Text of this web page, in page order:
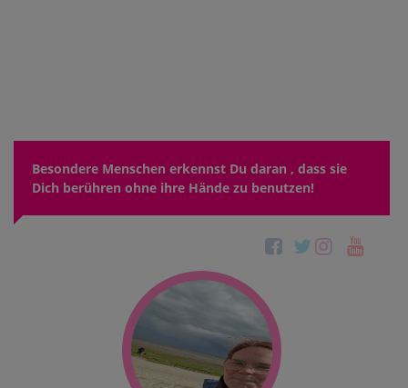
Besondere Menschen erkennst Du daran , dass sie
Dich berühren ohne ihre Hände zu benutzen!